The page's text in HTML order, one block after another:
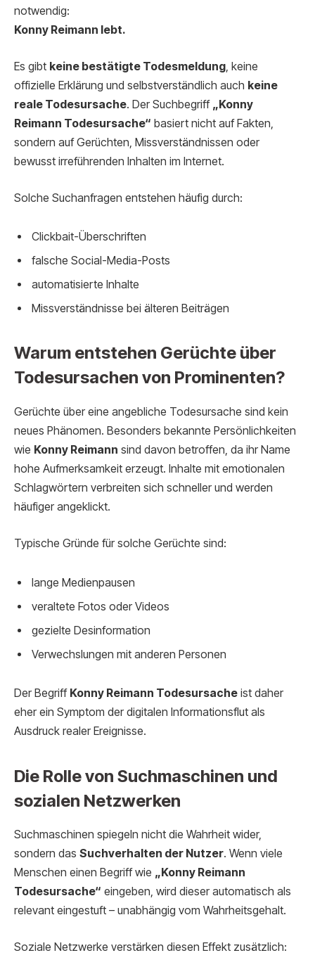
notwendig:
Konny Reimann lebt.
Es gibt keine bestätigte Todesmeldung, keine
offizielle Erklärung und selbstverständlich auch keine
reale Todesursache. Der Suchbegriff „Konny
Reimann Todesursache“ basiert nicht auf Fakten,
sondern auf Gerüchten, Missverständnissen oder
bewusst irreführenden Inhalten im Internet.
Solche Suchanfragen entstehen häufig durch:
Clickbait-Überschriften
falsche Social-Media-Posts
automatisierte Inhalte
Missverständnisse bei älteren Beiträgen
Warum entstehen Gerüchte über
Todesursachen von Prominenten?
Gerüchte über eine angebliche Todesursache sind kein
neues Phänomen. Besonders bekannte Persönlichkeiten
wie Konny Reimann sind davon betroffen, da ihr Name
hohe Aufmerksamkeit erzeugt. Inhalte mit emotionalen
Schlagwörtern verbreiten sich schneller und werden
häufiger angeklickt.
Typische Gründe für solche Gerüchte sind:
lange Medienpausen
veraltete Fotos oder Videos
gezielte Desinformation
Verwechslungen mit anderen Personen
Der Begriff Konny Reimann Todesursache ist daher
eher ein Symptom der digitalen Informationsflut als
Ausdruck realer Ereignisse.
Die Rolle von Suchmaschinen und
sozialen Netzwerken
Suchmaschinen spiegeln nicht die Wahrheit wider,
sondern das Suchverhalten der Nutzer. Wenn viele
Menschen einen Begriff wie „Konny Reimann
Todesursache“ eingeben, wird dieser automatisch als
relevant eingestuft – unabhängig vom Wahrheitsgehalt.
Soziale Netzwerke verstärken diesen Effekt zusätzlich: